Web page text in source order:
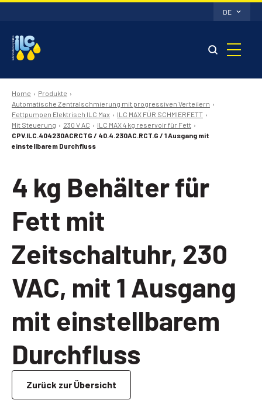
DE
Home
Produkte
Automatische Zentralschmierung mit progressiven Verteilern
Fettpumpen Elektrisch ILC Max
ILC MAX FÜR SCHMIERFETT
Mit Steuerung
230 V AC
ILC MAX 4 kg reservoir für Fett
CPV.ILC.404230ACRCTG / 40.4.230AC.RCT.G / 1 Ausgang mit
einstellbarem Durchfluss
4 kg Behälter für
Fett mit
Zeitschaltuhr, 230
VAC, mit 1 Ausgang
mit einstellbarem
Durchfluss
Zurück zur Übersicht